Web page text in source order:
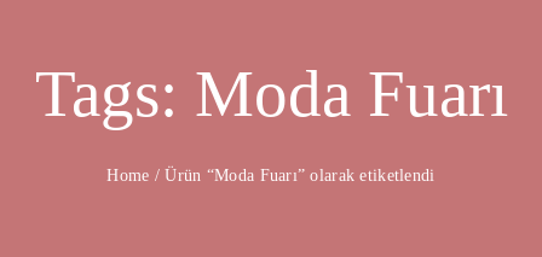
Tags: Moda Fuarı
Home / Ürün “Moda Fuarı” olarak etiketlendi